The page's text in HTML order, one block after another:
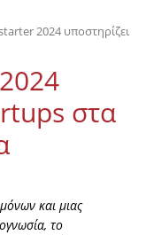
2024 υποστηρίζει
στα
και μιας
το